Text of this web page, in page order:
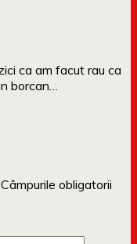
ca am facut rau ca
borcan…
Câmpurile obligatorii